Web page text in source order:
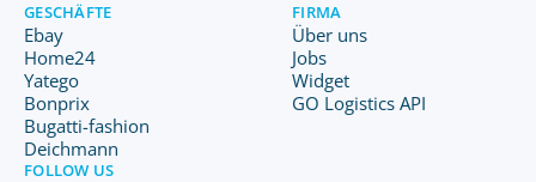
GESCHÄFTE
Ebay
Home24
Yatego
Bonprix
Bugatti-fashion
Deichmann
FIRMA
Über uns
Jobs
Widget
GO Logistics API
FOLLOW US